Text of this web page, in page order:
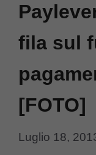
fila sul
[FOTO]
Luglio 18,